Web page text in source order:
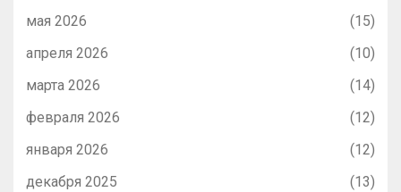
мая 2026
(15)
апреля 2026
(10)
марта 2026
(14)
февраля 2026
(12)
января 2026
(12)
декабря 2025
(13)